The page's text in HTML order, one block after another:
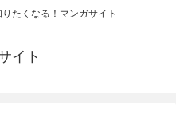
たくなる！マンガサイト
イト